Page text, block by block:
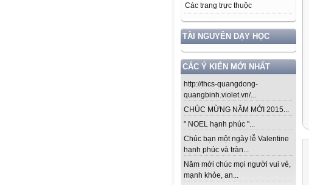
Các trang trực thuộc
TÀI NGUYÊN DẠY HỌC
CÁC Ý KIẾN MỚI NHẤT
http://thcs-quangdong-
quangbinh.violet.vn/...
CHÚC MỪNG NĂM MỚI 2015...
" NOEL hạnh phúc "...
Chúc bạn một ngày lễ Valentine
hạnh phúc và tràn...
Năm mới chúc mọi người vui vẻ,
mạnh khỏe, an...